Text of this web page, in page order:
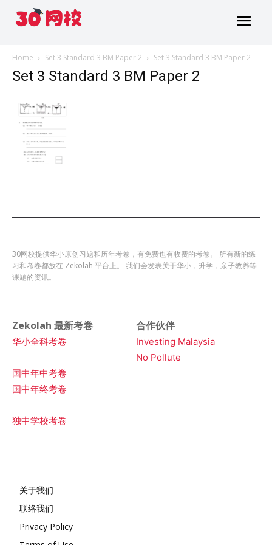
Home Set 3 Standard 3 BM Paper 2 Set 3 Standard 3 BM Paper 2
Set 3 Standard 3 BM Paper 2
30网校提供华小原创习题和历年考卷，有免费也有收费的考卷。 所有新的练
习和考卷都放在 Zekolah 平台上。 我们会发表关于华小，升学，亲子教养等
课题的资讯。
Zekolah 最新考卷
华小全科考卷
国中年中考卷
国中年终考卷
独中学校考卷
合作伙伴
Investing Malaysia
No Pollute
关于我们
联络我们
Privacy Policy